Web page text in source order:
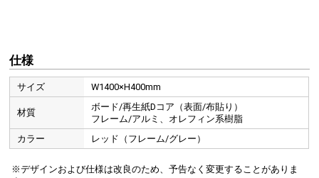
仕様
サイズ W1400×H400mm
材質
ボード/再生紙Dコア（表面/布貼り）
フレーム/アルミ、オレフィン系樹脂
カラー
レッド（フレーム/グレー）
※デザインおよび仕様は改良のため、予告なく変更することがありま